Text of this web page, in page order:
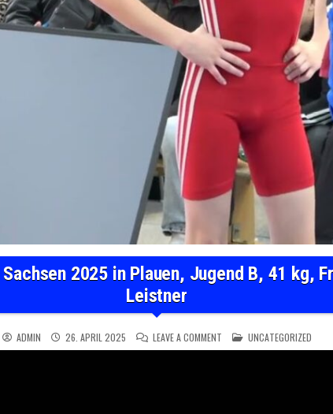
2025 in Plauen, Jugend B, 41 kg,
Leistner
ADMIN 26. APRIL 2025 LEAVE A COMMENTON WRESTLING / RINGEN LM
POSTED IN
UNCATEGORIZED